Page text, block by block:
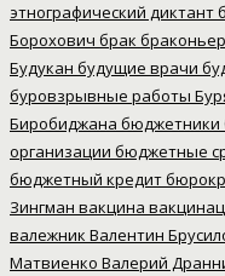
этнографический диктант
Борохович брак браконьер
Будукан будущие врачи
буровзрывные работы
Биробиджана бюджетники
организации бюджетные
бюджетный кредит
Зингман вакцина
валежник Валентин
Матвиенко Валерий